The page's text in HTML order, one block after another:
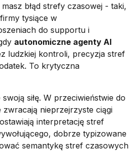
błąd strefy czasowej - taki,
tysiące w
do supportu i
autonomiczne agenty AI
ludzkiej kontroli, precyzja stref
To krytyczna
siłę. W przeciwieństwie do
nieprzejrzyste ciągi
interpretację stref
dobrze typizowane
semantykę stref czasowych